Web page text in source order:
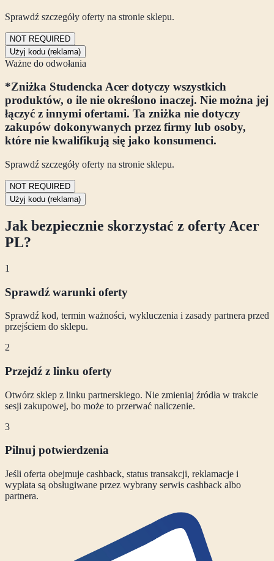
Sprawdź szczegóły oferty na stronie sklepu.
NOT REQUIRED
Użyj kodu (reklama)
Ważne do odwołania
*Zniżka Studencka Acer dotyczy wszystkich
produktów, o ile nie określono inaczej. Nie można jej
łączyć z innymi ofertami. Ta zniżka nie dotyczy
zakupów dokonywanych przez firmy lub osoby,
które nie kwalifikują się jako konsumenci.
Sprawdź szczegóły oferty na stronie sklepu.
NOT REQUIRED
Użyj kodu (reklama)
Jak bezpiecznie skorzystać z oferty Acer
PL?
1
Sprawdź warunki oferty
Sprawdź kod, termin ważności, wykluczenia i zasady partnera przed
przejściem do sklepu.
2
Przejdź z linku oferty
Otwórz sklep z linku partnerskiego. Nie zmieniaj źródła w trakcie
sesji zakupowej, bo może to przerwać naliczenie.
3
Pilnuj potwierdzenia
Jeśli oferta obejmuje cashback, status transakcji, reklamacje i
wypłata są obsługiwane przez wybrany serwis cashback albo
partnera.